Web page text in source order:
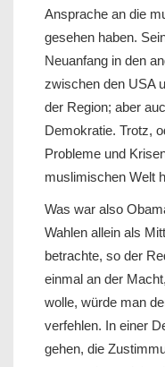
Ansprache an die
gesehen haben.
Neuanfang in den
zwischen den USA
der Region; aber
Demokratie. Trotz,
Probleme und
muslimischen Welt
Was war also
Wahlen allein als
betrachte, so der
einmal an der
wolle, würde man
verfehlen. In einer
gehen, die